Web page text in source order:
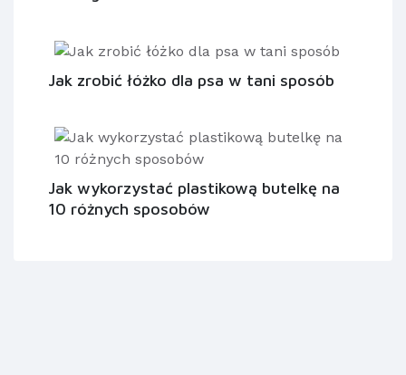
Jak zrobić łóżko dla psa w tani sposób
Jak wykorzystać plastikową butelkę na
10 różnych sposobów